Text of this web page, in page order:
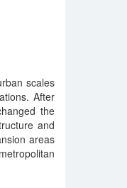
scales
After
the
and
areas